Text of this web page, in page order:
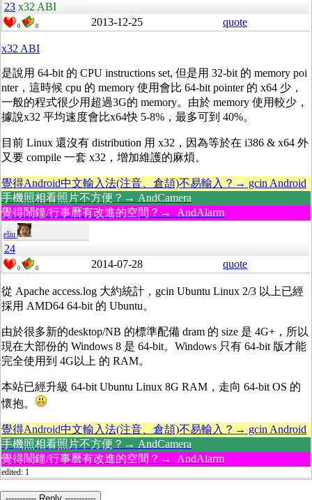
23 x32 ABI
0 0 2013-12-25 quote
x32 ABI
是說用 64-bit 的 CPU instructions set, 但是用 32-bit 的 memory poi
nter，這時候 cpu 的 memory 使用會比 64-bit pointer 的 x64 少，
一般的程式很少用超過3G的 memory。由於 memory 使用較少，
據說x32 平均速度會比x64快 5-8%，最多可到 40%。
目前 Linux 還沒有 distribution 用 x32，因為等於在 i386 & x64 外
又要 compile 一套 x32，增加維護的麻煩。
覺得Android中文輸入法(注音、倉頡)不易輸入？→ gcin Android
手機照相看照片不方便？→ AndCamera
覺得鬧鐘/行事曆有改進的空間？→ AndAlarm
eliu
24
0 0 2014-07-28 quote
從 Apache access.log 大約統計，gcin Ubuntu Linux 2/3 以上已經
採用 AMD64 64-bit 的 Ubuntu。
由於很多新的desktop/NB 的標準配備 dram 的 size 是 4G+，所以
現在大部份的 Windows 8 是 64-bit。Windows 只有 64-bit 版才能
完全使用到 4G以上 的 RAM。
本站已經升級 64-bit Ubuntu Linux 8G RAM，走向 64-bit OS 的
懷抱。
覺得Android中文輸入法(注音、倉頡)不易輸入？→ gcin Android
手機照相看照片不方便？→ AndCamera
覺得鬧鐘/行事曆有改進的空間？→ AndAlarm
edited: 1